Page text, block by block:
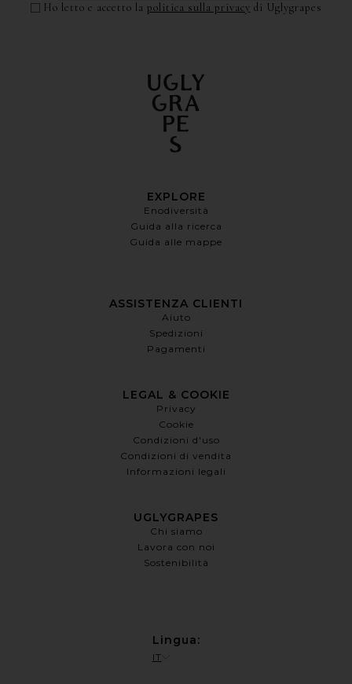
Ho letto e accetto la politica sulla privacy di Uglygrapes
EXPLORE
Enodiversità
Guida alla ricerca
Guida alle mappe
ASSISTENZA CLIENTI
Aiuto
Spedizioni
Pagamenti
LEGAL & COOKIE
Privacy
Cookie
Condizioni d'uso
Condizioni di vendita
Informazioni legali
UGLYGRAPES
Chi siamo
Lavora con noi
Sostenibilità
Lingua:
IT